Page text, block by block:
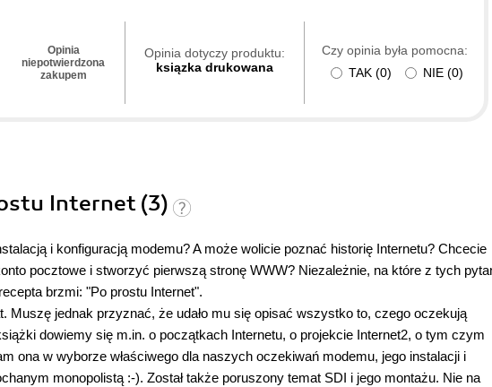
Opinia
niepotwierdzona
zakupem
Opinia dotyczy produktu:
ksiązka drukowana
Czy opinia była pomocna:
TAK (0) NIE (0)
Internet (3)
i konfiguracją modemu? A może wolicie poznać historię Internetu? Chcecie
pocztowe i stworzyć pierwszą stronę WWW? Niezależnie, na które z tych
brzmi: "Po prostu Internet".
Muszę jednak przyznać, że udało mu się opisać wszystko to, czego oczekują
dowiemy się m.in. o początkach Internetu, o projekcie Internet2, o tym czym
ona w wyborze właściwego dla naszych oczekiwań modemu, jego instalacji i
monopolistą :-). Został także poruszony temat SDI i jego montażu. Nie na